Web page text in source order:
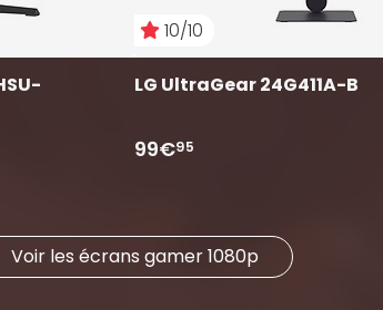
10/10
LG UltraGear 24G411A-B
99€95
Voir les écrans gamer 1080p